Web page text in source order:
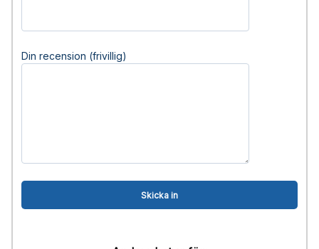
Din recension (frivillig)